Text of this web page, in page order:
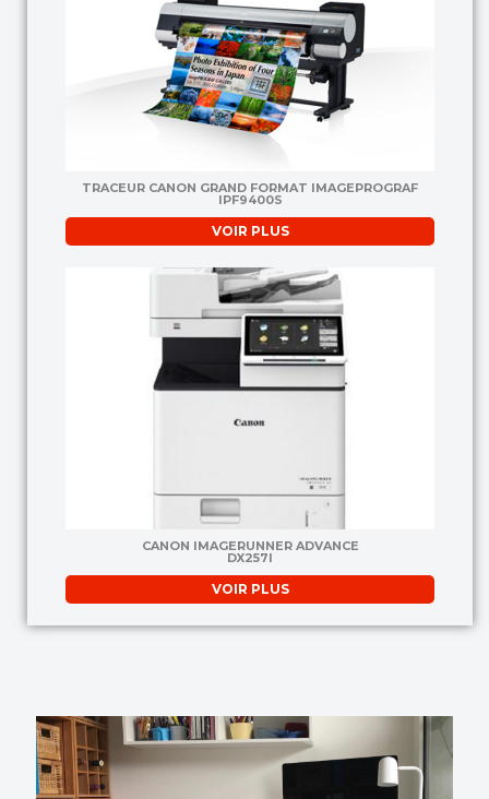
TRACEUR CANON GRAND FORMAT IMAGEPROGRAF
IPF9400S
VOIR PLUS
CANON IMAGERUNNER ADVANCE
DX257I
VOIR PLUS